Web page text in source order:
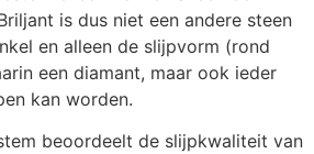
is dus niet een andere steen
en alleen de slijpvorm (rond
een diamant, maar ook ieder
kan worden.
beoordeelt de slijpkwaliteit van